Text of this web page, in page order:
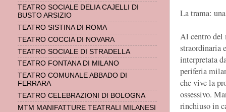
La trama:
Al centro del
straordinaria
interpretata
periferia
che vive la
ossessivo.
rinchiuso in
TEATRO SOCIALE DELIA CAJELLI DI
BUSTO ARSIZIO
TEATRO SISTINA DI ROMA
TEATRO COCCIA DI NOVARA
TEATRO SOCIALE DI STRADELLA
TEATRO FONTANA DI MILANO
TEATRO COMUNALE ABBADO DI
FERRARA
TEATRO CELEBRAZIONI DI BOLOGNA
MTM MANIFATTURE TEATRALI MILANESI